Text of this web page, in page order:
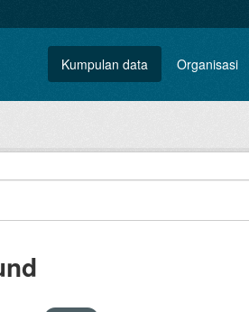
Kumpulan data Organisasi